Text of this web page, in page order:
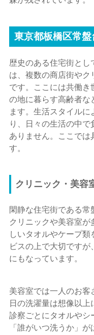
東京都板橋区常
歴史のある住宅街とし
は、複数の商店街やク
です。ここには共働き
の地に暮らす高齢者な
ます。生活スタイル
り、日々の生活の中で
ありません。ここでは
す。
クリニック・美容
閑静な住宅街である常
クリニックや美容室
しいタオルやケープ
ビスの上で大切です
にもなっています。
美容室では一人のお客
日の洗濯量は想像以
診察ごとにタオルやシ
「誰がいつ洗うか」